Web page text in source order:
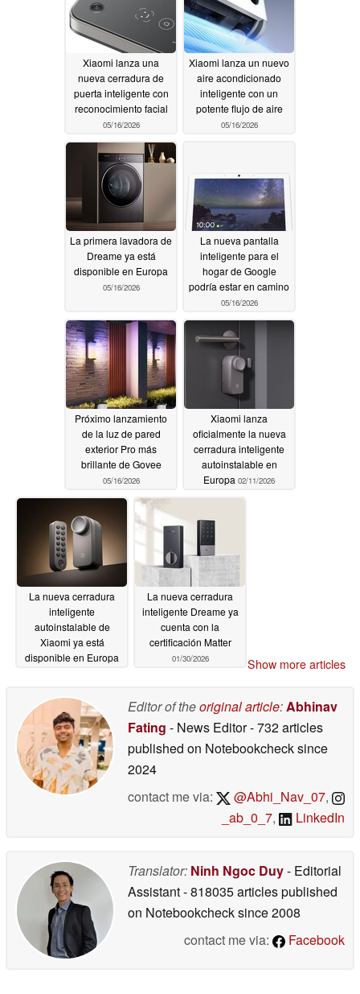
06/03/2026
Xiaomi lanza una
nueva cerradura de
puerta inteligente con
reconocimiento facial
05/16/2026
Xiaomi lanza un nuevo
aire acondicionado
inteligente con un
potente flujo de aire
05/16/2026
La primera lavadora de
Dreame ya está
disponible en Europa
05/16/2026
La nueva pantalla
inteligente para el
hogar de Google
podría estar en camino
05/16/2026
Próximo lanzamiento
de la luz de pared
exterior Pro más
brillante de Govee
05/16/2026
Xiaomi lanza
oficialmente la nueva
cerradura inteligente
autoinstalable en
Europa 02/11/2026
La nueva cerradura
inteligente
autoinstalable de
Xiaomi ya está
disponible en Europa
La nueva cerradura
inteligente Dreame ya
cuenta con la
certificación Matter
01/30/2026 Show more articles
Editor of theoriginal article:Abhinav
Fating - News Editor- 732 articles
published on Notebookchecksince
2024
contact me via:
@Abhi_Nav_07,
_ab_0_7, LinkedIn
Translator: Ninh Ngoc Duy- Editorial
Assistant- 818035 articles published
on Notebookchecksince 2008
contact me via:
Facebook